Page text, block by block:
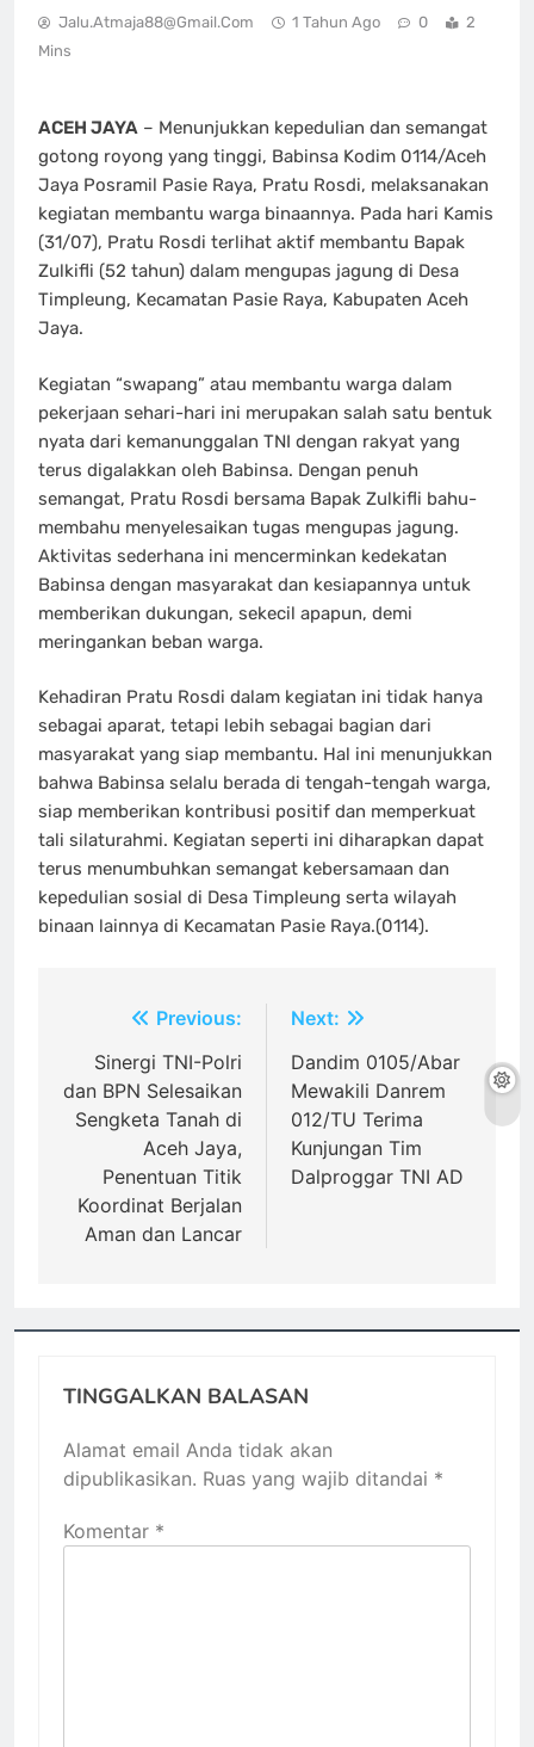
Jalu.atmaja88@gmail.com 1 Tahun Ago 0
2
Mins
ACEH JAYA – Menunjukkan kepedulian dan semangat
gotong royong yang tinggi, Babinsa Kodim 0114/Aceh
Jaya Posramil Pasie Raya, Pratu Rosdi, melaksanakan
kegiatan membantu warga binaannya. Pada hari Kamis
(31/07), Pratu Rosdi terlihat aktif membantu Bapak
Zulkifli (52 tahun) dalam mengupas jagung di Desa
Timpleung, Kecamatan Pasie Raya, Kabupaten Aceh
Jaya.
Kegiatan “swapang” atau membantu warga dalam
pekerjaan sehari-hari ini merupakan salah satu bentuk
nyata dari kemanunggalan TNI dengan rakyat yang
terus digalakkan oleh Babinsa. Dengan penuh
semangat, Pratu Rosdi bersama Bapak Zulkifli bahu-
membahu menyelesaikan tugas mengupas jagung.
Aktivitas sederhana ini mencerminkan kedekatan
Babinsa dengan masyarakat dan kesiapannya untuk
memberikan dukungan, sekecil apapun, demi
meringankan beban warga.
Kehadiran Pratu Rosdi dalam kegiatan ini tidak hanya
sebagai aparat, tetapi lebih sebagai bagian dari
masyarakat yang siap membantu. Hal ini menunjukkan
bahwa Babinsa selalu berada di tengah-tengah warga,
siap memberikan kontribusi positif dan memperkuat
tali silaturahmi. Kegiatan seperti ini diharapkan dapat
terus menumbuhkan semangat kebersamaan dan
kepedulian sosial di Desa Timpleung serta wilayah
binaan lainnya di Kecamatan Pasie Raya.(0114).
Navigasi
pos
Previous:
Sinergi TNI-Polri
dan BPN Selesaikan
Sengketa Tanah di
Aceh Jaya,
Penentuan Titik
Koordinat Berjalan
Aman dan Lancar
Next:
Dandim 0105/Abar
Mewakili Danrem
012/TU Terima
Kunjungan Tim
Dalproggar TNI AD
TINGGALKAN BALASAN
Alamat email Anda tidak akan
dipublikasikan. Ruas yang wajib ditandai *
Komentar *